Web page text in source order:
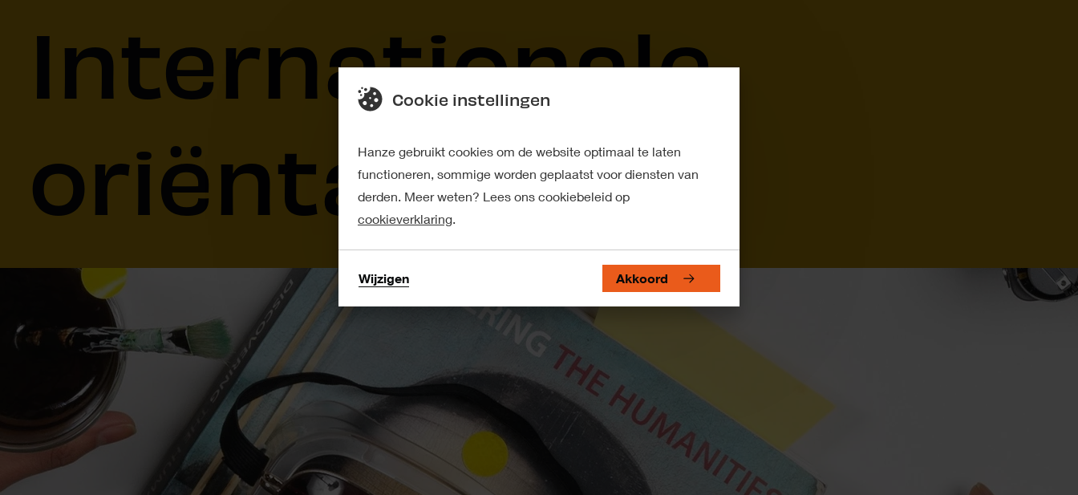
Internationale
oriëntatie
Cookie instellingen
Hanze gebruikt cookies om de website optimaal te laten
functioneren, sommige worden geplaatst voor diensten van
derden. Meer weten? Lees ons cookiebeleid op
cookieverklaring.
Wijzigen Akkoord